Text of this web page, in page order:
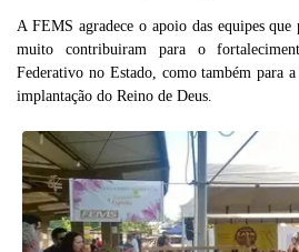
A FEMS agradece o apoio das equipes
muito contribuiram para o
Federativo no Estado, como também para
implantação do Reino de Deus.